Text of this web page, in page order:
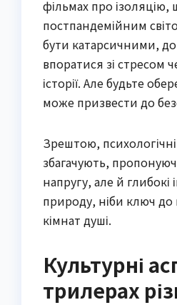
фільмах про
постпандемійним
бути катарсичними,
впоратися зі стресом
історії. Але будьте
може призвести до
Зрештою,
збагачують,
напругу, але й глибокі
природу, ніби ключ
кімнат душі.
Культурні
трилерах